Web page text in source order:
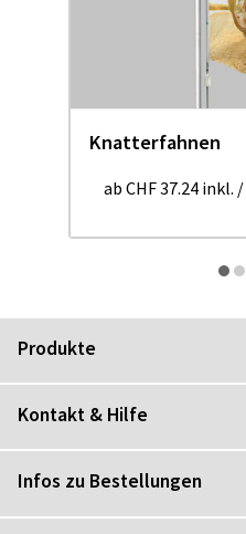
Knatterfahnen
ab CHF 37.24 inkl. /
Produkte
Kontakt & Hilfe
Infos zu Bestellungen